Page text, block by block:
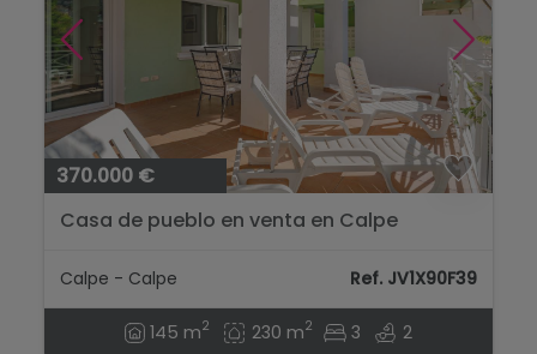
370.000 €
Casa de pueblo en venta en Calpe
Calpe - Calpe Ref. JV1X90F39
145 m2 230 m2 3 2